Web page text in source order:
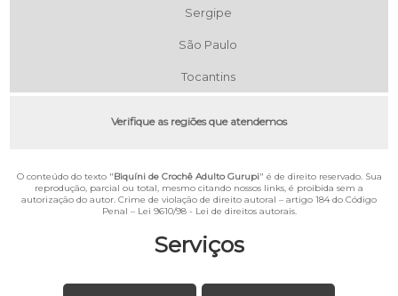
Serviços
Sergipe
São Paulo
Tocantins
Verifique as regiões que atendemos
O conteúdo do texto "Biquíni de Crochê Adulto Gurupi" é de direito reservado. Sua
reprodução, parcial ou total, mesmo citando nossos links, é proibida sem a
autorização do autor. Crime de violação de direito autoral – artigo 184 do Código
Penal – Lei 9610/98 - Lei de direitos autorais.